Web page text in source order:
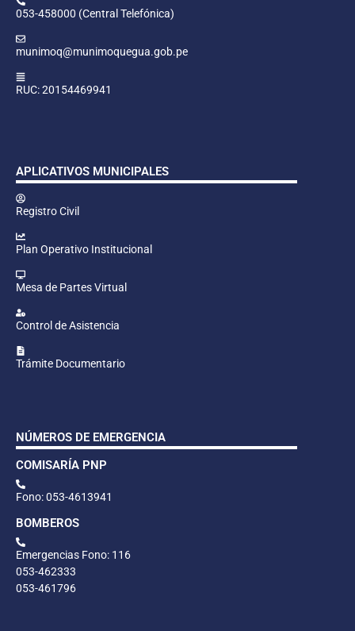
053-458000 (Central Telefónica)
munimoq@munimoquegua.gob.pe
RUC: 20154469941
APLICATIVOS MUNICIPALES
Registro Civil
Plan Operativo Institucional
Mesa de Partes Virtual
Control de Asistencia
Trámite Documentario
NÚMEROS DE EMERGENCIA
COMISARÍA PNP
Fono: 053-4613941
BOMBEROS
Emergencias Fono: 116
053-462333
053-461796